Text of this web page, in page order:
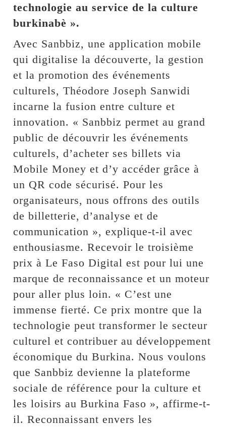
technologie au service de la culture
burkinabè ».
Avec Sanbbiz, une application mobile
qui digitalise la découverte, la gestion
et la promotion des événements
culturels, Théodore Joseph Sanwidi
incarne la fusion entre culture et
innovation. « Sanbbiz permet au grand
public de découvrir les événements
culturels, d’acheter ses billets via
Mobile Money et d’y accéder grâce à
un QR code sécurisé. Pour les
organisateurs, nous offrons des outils
de billetterie, d’analyse et de
communication », explique-t-il avec
enthousiasme. Recevoir le troisième
prix à Le Faso Digital est pour lui une
marque de reconnaissance et un moteur
pour aller plus loin. « C’est une
immense fierté. Ce prix montre que la
technologie peut transformer le secteur
culturel et contribuer au développement
économique du Burkina. Nous voulons
que Sanbbiz devienne la plateforme
sociale de référence pour la culture et
les loisirs au Burkina Faso », affirme-t-
il. Reconnaissant envers les